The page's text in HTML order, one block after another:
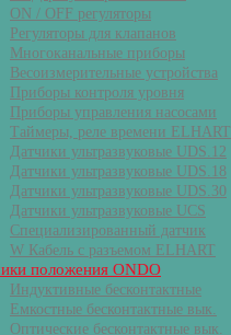
ON / OFF регуляторы
Регуляторы для клапанов
Многоканальные приборы
Весоизмерительные устройства
Приборы контроля уровня
Приборы управления насосами
Таймеры, реле времени ELHART
Датчики ультразвуковые UDS.12
Датчики ультразвуковые UDS.18
Датчики ультразвуковые UDS.30
Датчики ультразвуковые UCS
Специализированный датчик
W Кабель с разъемом ELHART
положения ONDO
Индуктивные бесконтактные
Емкостные бесконтактные вык.
Оптические бесконтактные вык.